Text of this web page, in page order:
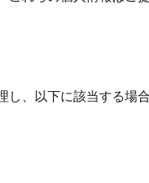
し、以下に該当する場